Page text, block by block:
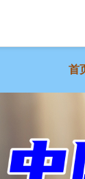
首